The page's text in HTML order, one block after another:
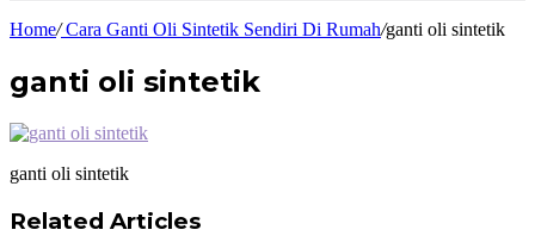
Home/Cara Ganti Oli Sintetik Sendiri Di Rumah/ganti oli sintetik
ganti oli sintetik
ganti oli sintetik
Related Articles